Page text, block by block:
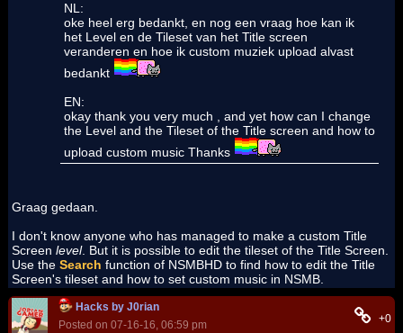
NL:
oke heel erg bedankt, en nog een vraag hoe kan ik
het Level en de Tileset van het Title screen
veranderen en hoe ik custom muziek upload alvast
bedankt
EN:
okay thank you very much , and yet how can I change
the Level and the Tileset of the Title screen and how to
upload custom music Thanks
Graag gedaan.
I don't know anyone who has managed to make a custom Title
Screen level. But it is possible to edit the tileset of the Title Screen.
Use the Search function of NSMBHD to find how to edit the Title
Screen's tileset and how to set custom music in NSMB.
Hacks by J0rian
Posted on 07-16-16, 06:59 pm
+0